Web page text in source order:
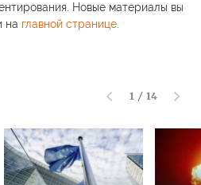
Новые материалы вы
на главной странице.
1 / 14